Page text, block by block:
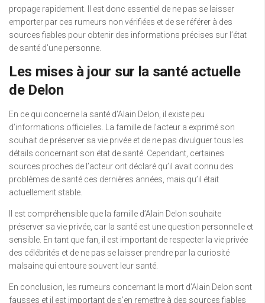
propage rapidement. Il est donc essentiel de ne pas se laisser
emporter par ces rumeurs non vérifiées et de se référer à des
sources fiables pour obtenir des informations précises sur l’état
de santé d’une personne.
Les mises à jour sur la santé actuelle
de Delon
En ce qui concerne la santé d’Alain Delon, il existe peu
d’informations officielles. La famille de l’acteur a exprimé son
souhait de préserver sa vie privée et de ne pas divulguer tous les
détails concernant son état de santé. Cependant, certaines
sources proches de l’acteur ont déclaré qu’il avait connu des
problèmes de santé ces dernières années, mais qu’il était
actuellement stable.
Il est compréhensible que la famille d’Alain Delon souhaite
préserver sa vie privée, car la santé est une question personnelle et
sensible. En tant que fan, il est important de respecter la vie privée
des célébrités et de ne pas se laisser prendre par la curiosité
malsaine qui entoure souvent leur santé.
En conclusion, les rumeurs concernant la mort d’Alain Delon sont
fausses et il est important de s’en remettre à des sources fiables